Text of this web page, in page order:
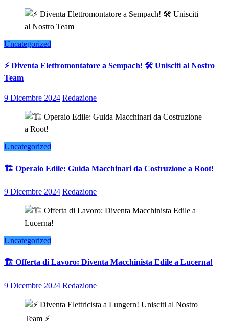
Uncategorized
⚡ Diventa Elettromontatore a Sempach! 🛠️ Unisciti al Nostro
Team
9 Dicembre 2024 Redazione
Uncategorized
🏗️ Operaio Edile: Guida Macchinari da Costruzione a Root!
9 Dicembre 2024 Redazione
Uncategorized
🏗️ Offerta di Lavoro: Diventa Macchinista Edile a Lucerna!
9 Dicembre 2024 Redazione